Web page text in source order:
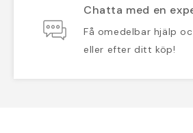
Chatta med en
Få omedelbar hjälp
eller efter ditt köp!